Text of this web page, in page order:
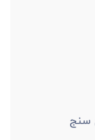
سنج